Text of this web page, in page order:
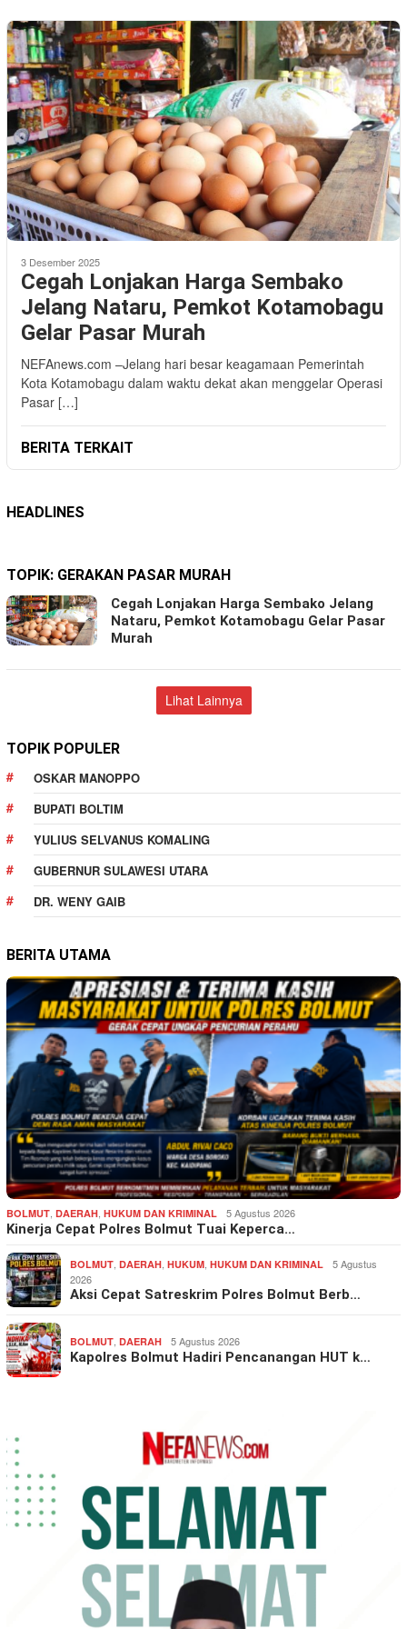
3 Desember 2025
Cegah Lonjakan Harga Sembako
Jelang Nataru, Pemkot Kotamobagu
Gelar Pasar Murah
NEFAnews.com –Jelang hari besar keagamaan Pemerintah
Kota Kotamobagu dalam waktu dekat akan menggelar Operasi
Pasar […]
BERITA TERKAIT
HEADLINES
TOPIK: GERAKAN PASAR MURAH
Cegah Lonjakan Harga Sembako Jelang
Nataru, Pemkot Kotamobagu Gelar Pasar
Murah
Lihat Lainnya
TOPIK POPULER
OSKAR MANOPPO
BUPATI BOLTIM
YULIUS SELVANUS KOMALING
GUBERNUR SULAWESI UTARA
DR. WENY GAIB
BERITA UTAMA
BOLMUT, DAERAH, HUKUM DAN KRIMINAL 5 Agustus 2026
Kinerja Cepat Polres Bolmut Tuai Keperca…
BOLMUT, DAERAH, HUKUM, HUKUM DAN KRIMINAL
5 Agustus
2026
Aksi Cepat Satreskrim Polres Bolmut Berb…
BOLMUT, DAERAH 5 Agustus 2026
Kapolres Bolmut Hadiri Pencanangan HUT k…